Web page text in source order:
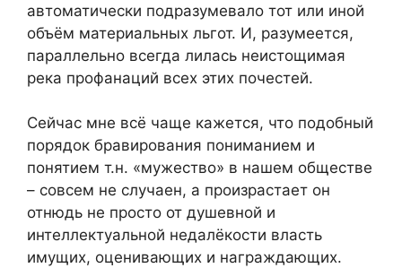
автоматически подразумевало тот или иной
объём материальных льгот. И, разумеется,
параллельно всегда лилась неистощимая
река профанаций всех этих почестей.
Сейчас мне всё чаще кажется, что подобный
порядок бравирования пониманием и
понятием т.н. «мужество» в нашем обществе
– совсем не случаен, а произрастает он
отнюдь не просто от душевной и
интеллектуальной недалёкости власть
имущих, оценивающих и награждающих.